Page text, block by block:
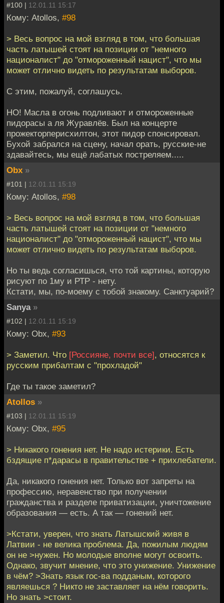
#100 | 12.01.11 15:17
Кому: Atollos, #98
> Весь вопрос на мой взгляд в том, что большая
часть латышей стоят на позиции от "немного
националист" до "отмороженный нацист", что мы
может отлично видеть по результатам выборов.
С этим, пожалуй, соглашусь.
НО! Масла в огонь подливают и отмороженные
пидорасы а ля Журавлёв. Был на концерте
прожекторперисхилтон, этот пидор спонсировал.
Бухой забрался на сцену, начал орать, русские-не
здавайтесь, мы ещё лабатых постреляем.....
Obx »
#101 | 12.01.11 15:19
Кому: Atollos, #98
> Весь вопрос на мой взгляд в том, что большая
часть латышей стоят на позиции от "немного
националист" до "отмороженный нацист", что мы
может отлично видеть по результатам выборов.
Но ты ведь согласишься, что той картины, которую
рисуют по 1му и РТР - нету.
Кстати, мы, по-моему с тобой знакому. Санктуарий?
Sanya »
#102 | 12.01.11 15:19
Кому: Obx, #93
> Заметил. Что [Россияне, почти все], относятся к
русским прибалтам с "прохладой"
Где ты такое заметил?
Atollos »
#103 | 12.01.11 15:19
Кому: Obx, #95
> Никакого гонения нет. Не надо истерики. Есть
бздящие п*дарасы в правительстве + прихлебатели.
Да, никакого гонения нет. Только вот запреты на
профессию, неравенство при получении
гражданства и разделе приватизации, уничтожение
образования — есть. А так — гонений нет.
>Кстати, уверен, что знать Латышский живя в
Латвии - не велика проблема. Да, пожилым людям
он не >нужен. Но молодые вполне могут освоить.
Однако, звучит мнение, что это унижение. Унижение
в чём? >Знать язык гос-ва подданым, которого
являешься ? Никто не заставляет на нём говорить.
Но знать >стоит.